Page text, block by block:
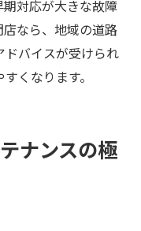
対応が大きな故障
なら、地域の道路
バイスが受けられ
くなります。
ナンスの極